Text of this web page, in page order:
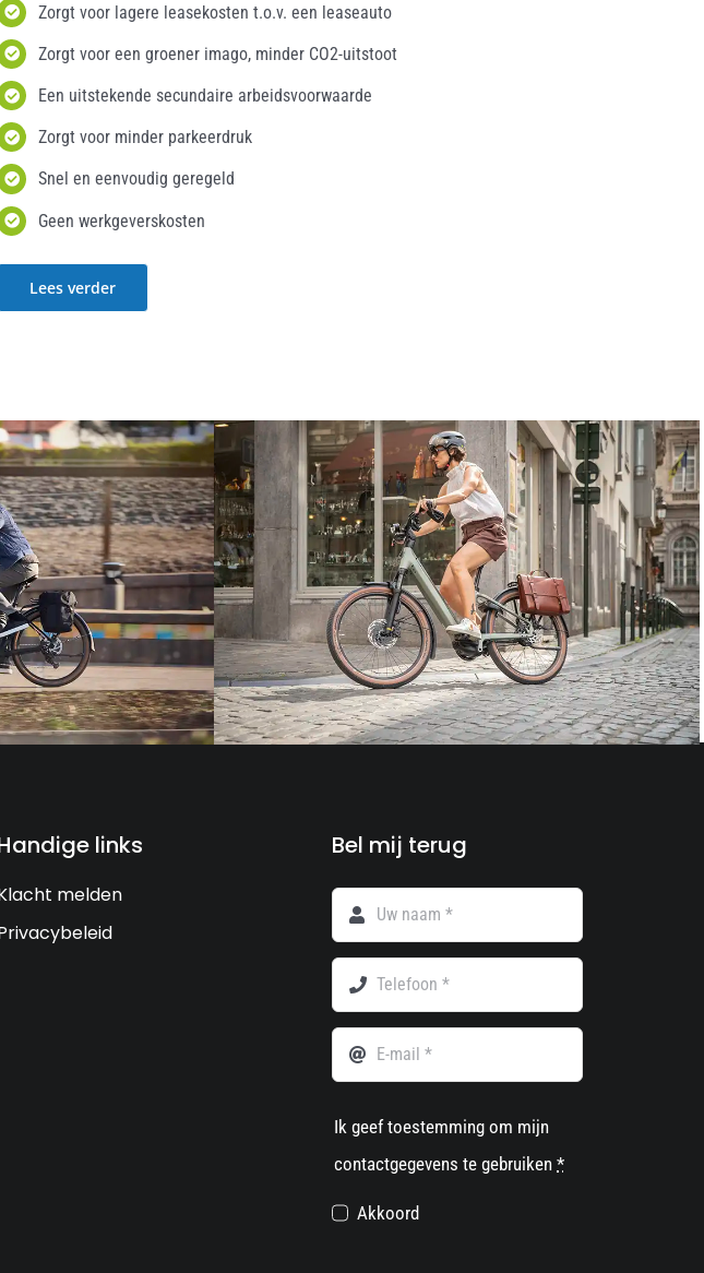
Zorgt voor lagere leasekosten t.o.v. een leaseauto
Zorgt voor een groener imago, minder CO2-uitstoot
Een uitstekende secundaire arbeidsvoorwaarde
Zorgt voor minder parkeerdruk
Snel en eenvoudig geregeld
Geen werkgeverskosten
Lees verder
links
melden
Bel mij terug
Ik geef toestemming om mijn
contactgegevens te gebruiken*
Akkoord